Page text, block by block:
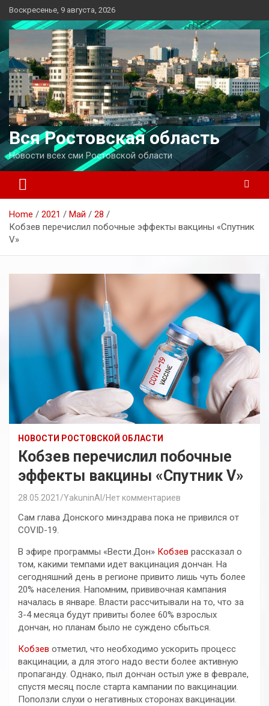
Перейти
к
содержимому
Воскресенье, 9 августа, 2026
Вся Ростовская область
Новости всех сми Ростовской области
Home 2021 Май
28
Кобзев перечислил побочные эффекты вакцины «Спутник
V»
НОВОСТИ РОСТОВСКОЙ ОБЛАСТИ
Кобзев перечислил побочные
эффекты вакцины «Спутник V»
28.05.2021 YakuninAI Нет комментариев
Сам глава Донского минздрава пока не привился от
COVID-19.
В эфире программы «Вести.Дон» Кобзев рассказал о
том, какими темпами идет вакцинация дончан. На
сегодняшний день в регионе привито лишь чуть более
20% населения. Напомним, прививочная кампания
началась в январе. Власти рассчитывали на то, что за
3-4 месяца будут привиты более 60% взрослых
дончан, но планам было не суждено сбыться.
Кобзев отметил, что необходимо ускорить процесс
вакцинации, а для этого надо вести более активную
пропаганду. Однако, пыл дончан остыл уже в феврале,
спустя месяц после старта кампании по вакцинации.
Поползли слухи о негативных сторонах вакцинации.